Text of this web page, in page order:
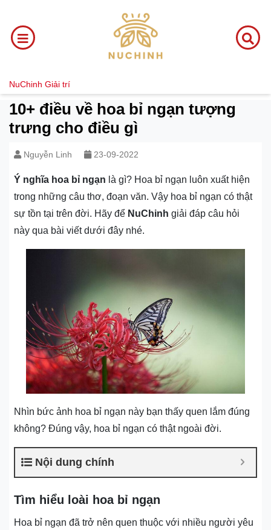
NuChinh Giải trí
10+ điều về hoa bỉ ngạn tượng
trưng cho điều gì
Nguyễn Linh 23-09-2022
Ý nghĩa hoa bỉ ngạn là gì? Hoa bỉ ngạn luôn xuất hiện
trong những câu thơ, đoạn văn. Vậy hoa bỉ ngạn có thật
sự tồn tại trên đời. Hãy để NuChinh giải đáp câu hỏi
này qua bài viết dưới đây nhé.
Nhìn bức ảnh hoa bỉ ngạn này bạn thấy quen lắm đúng
không? Đúng vậy, hoa bỉ ngạn có thật ngoài đời.
Nội dung chính
Tìm hiểu loài hoa bỉ ngạn
Hoa bỉ ngạn đã trở nên quen thuộc với nhiều người yêu